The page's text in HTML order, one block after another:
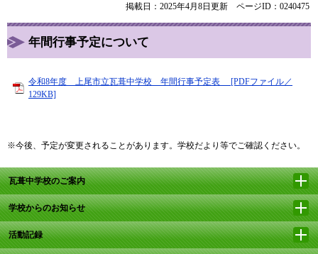
掲載日：2025年4月8日更新 ページID：0240475
年間行事予定について
令和8年度 上尾市立瓦葺中学校 年間行事予定表 [PDFファイル／
129KB]
※今後、予定が変更されることがあります。学校だより等でご確認ください。
瓦葺中学校のご案内
学校からのお知らせ
活動記録